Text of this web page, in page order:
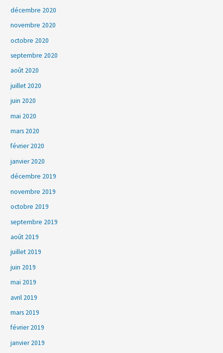
décembre 2020
novembre 2020
octobre 2020
septembre 2020
août 2020
juillet 2020
juin 2020
mai 2020
mars 2020
février 2020
janvier 2020
décembre 2019
novembre 2019
octobre 2019
septembre 2019
août 2019
juillet 2019
juin 2019
mai 2019
avril 2019
mars 2019
février 2019
janvier 2019